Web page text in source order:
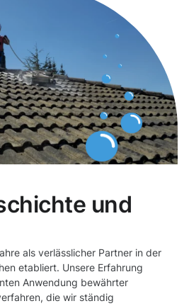
und
als verlässlicher Partner in der
etabliert. Unsere Erfahrung
Anwendung bewährter
die wir ständig